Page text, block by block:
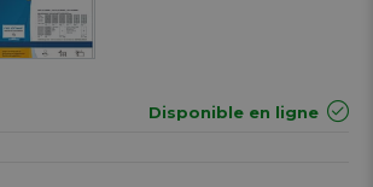
Disponible en ligne